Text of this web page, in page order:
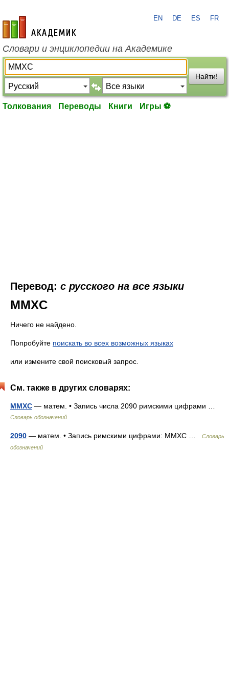
academic.ru
EN DE ES FR
Словари и энциклопедии на Академике
Найти!
Толкования Переводы Книги Игры ⚽
Перевод: с русского на все языки
MMXC
Ничего не найдено.
Попробуйте поискать во всех возможных языках
или измените свой поисковый запрос.
См. также в других словарях:
MMXC — матем. • Запись числа 2090 римскими цифрами …
Словарь обозначений
2090 — матем. • Запись римскими цифрами: MMXC …
Словарь
обозначений